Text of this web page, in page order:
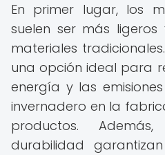
En primer lugar, los
suelen ser más
materiales
una opción ideal para
energía y las
invernadero en la
productos.
durabilidad